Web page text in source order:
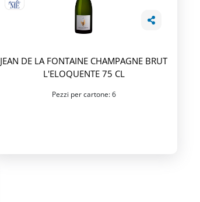
JEAN DE LA FONTAINE CHAMPAGNE BRUT
L'ELOQUENTE 75 CL
Pezzi per cartone: 6